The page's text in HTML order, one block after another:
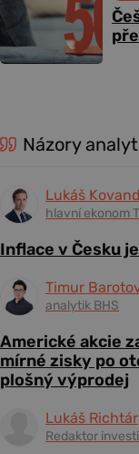
Názory
Lukáš
hlavní ekonom
Inflace v Česku
Timur
analytik BHS
Americké akcie
mírné zisky po
plošný výprodej
Lukáš Richtár
Redaktor